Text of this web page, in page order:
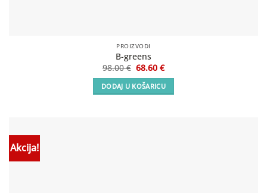
PROIZVODI
B-greens
98.00€ Izvorna
cijena
bila
je:
98.00 €.
68.60€Trenutna
cijena
je:
68.60 €.
DODAJ U KOŠARICU
Akcija!